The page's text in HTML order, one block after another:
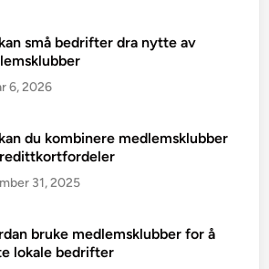
små bedrifter dra nytte av
6, 2026
du kombinere medlemsklubber
31, 2025
bruke medlemsklubber for å
lokale bedrifter